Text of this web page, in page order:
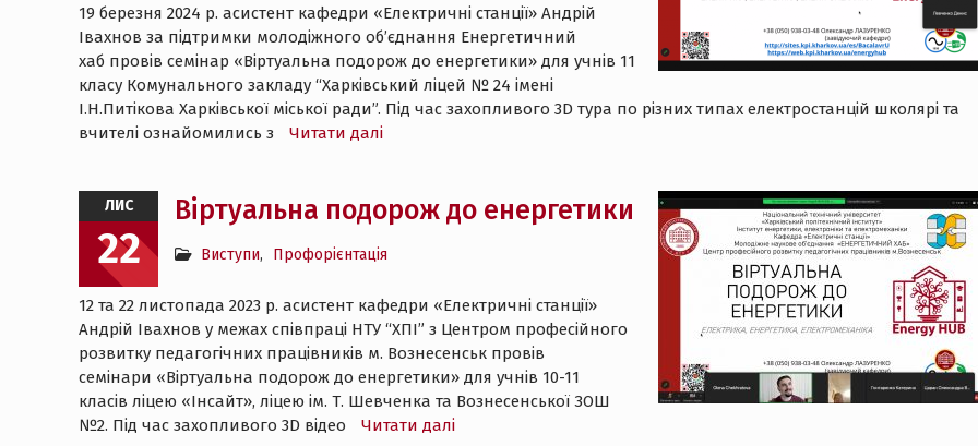
19 березня 2024 р. асистент кафедри «Електричні станції» Андрій
Івахнов за підтримки молодіжного об’єднання Енергетичний
хаб провів семінар «Віртуальна подорож до енергетики» для учнів 11
класу Комунального закладу “Харківський ліцей № 24 імені
І.Н.Питікова Харківської міської ради”. Під час захопливого 3D тура по різних типах електростанцій школярі та
вчителі ознайомились з
Читати далі
ЛИС
22
Віртуальна подорож до енергетики
Виступи, Профорієнтація
12 та 22 листопада 2023 р. асистент кафедри «Електричні станції»
Андрій Івахнов у межах співпраці НТУ “ХПІ” з Центром професійного
розвитку педагогічних працівників м. Вознесенськ провів
семінари «Віртуальна подорож до енергетики» для учнів 10-11
класів ліцею «Інсайт», ліцею ім. Т. Шевченка та Вознесенської ЗОШ
№2. Під час захопливого 3D відео
Читати далі